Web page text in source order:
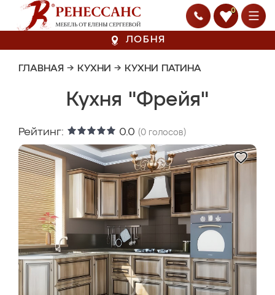
0
ЛОБНЯ
ГЛАВНАЯ → КУХНИ → КУХНИ ПАТИНА
Кухня "Фрейя"
Рейтинг: 0.0 (0 голосов)